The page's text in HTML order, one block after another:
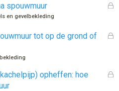
G
spouwmuur
en gevelbekleding
G
o
tot op de grond of
G
opheffen: hoe